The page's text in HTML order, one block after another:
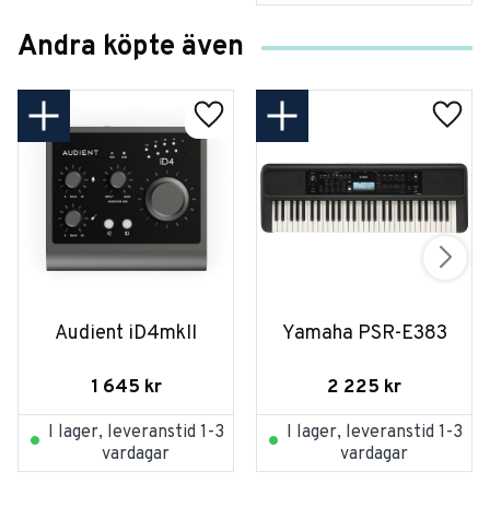
Andra köpte även
Audient iD4mkII
1 645 kr
I lager, leveranstid 1-3
vardagar
Yamaha PSR-E383
2 225 kr
I lager, leveranstid 1-3
vardagar